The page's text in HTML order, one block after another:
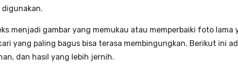
menjadi gambar yang memukau atau memperbaiki foto lama
yang paling bagus bisa terasa membingungkan. Berikut ini
dan hasil yang lebih jernih.